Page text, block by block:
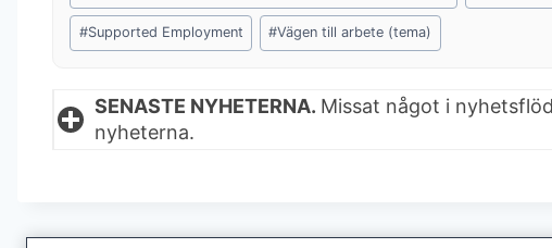
#Supported Employment #Vägen till arbete (tema)
SENASTE NYHETERNA. Missat något i
nyheterna.